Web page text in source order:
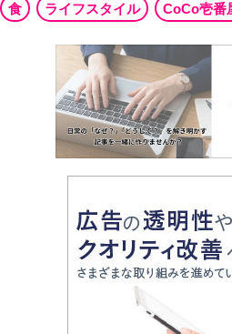
食
ライフスタイル CoCo壱番